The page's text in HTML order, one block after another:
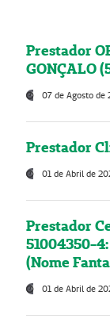
Prestador
GONÇALO
07 de Agosto de
Prestador
01 de Abril de
Prestador
51004350-
(Nome
01 de Abril de